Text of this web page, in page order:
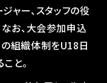
ジャー、スタッフの役
なお、大会参加申込
組織体制をU18日
と。